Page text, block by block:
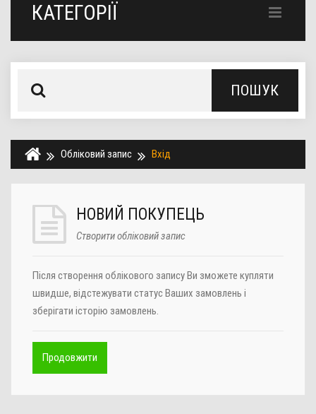
КАТЕГОРІЇ
ПОШУК
Обліковий запис Вхід
НОВИЙ ПОКУПЕЦЬ
Створити обліковий запис
Після створення облікового запису Ви зможете купляти
швидше, відстежувати статус Ваших замовлень і
зберігати історію замовлень.
Продовжити